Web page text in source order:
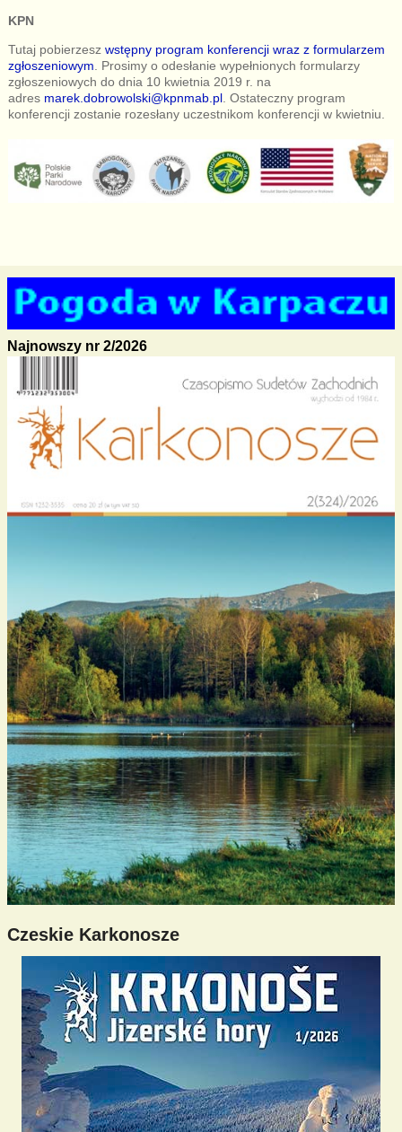
KPN
Tutaj pobierzesz wstępny program konferencji wraz z formularzem
zgłoszeniowym . Prosimy o odesłanie wypełnionych formularzy
zgłoszeniowych do dnia 10 kwietnia 2019 r. na
adres marek.dobrowolski@kpnmab.pl. Ostateczny program
konferencji zostanie rozesłany uczestnikom konferencji w kwietniu.
Najnowszy nr 2/2026
Czeskie Karkonosze